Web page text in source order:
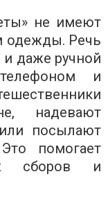
не имеют
одежды. Речь
и даже ручной
и
надевают
посылают
помогает
сборов и